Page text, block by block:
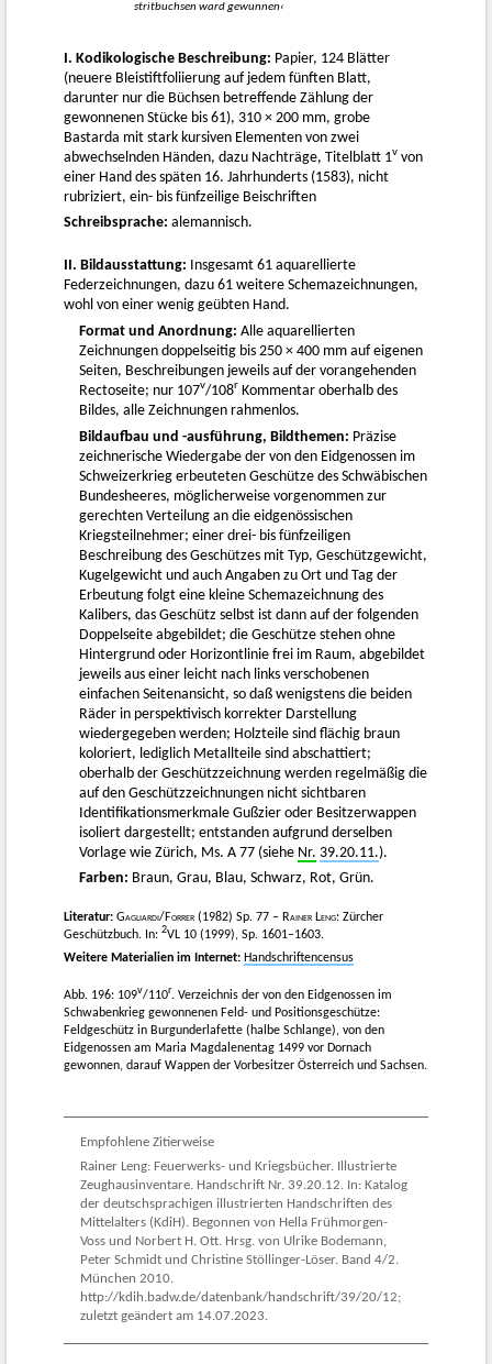
stritbuchsen ward gewunnen‹
I. Kodikologische Beschreibung: Papier, 124 Blätter
(neuere Bleistiftfoliierung auf jedem fünften Blatt,
darunter nur die Büchsen betreffende Zählung der
gewonnenen Stücke bis 61), 310 × 200 mm, grobe
Bastarda mit stark kursiven Elementen von zwei
abwechselnden Händen, dazu Nachträge, Titelblatt 1v von
einer Hand des späten 16. Jahrhunderts (1583), nicht
rubriziert, ein- bis fünfzeilige Beischriften
Schreibsprache: alemannisch.
II. Bildausstattung: Insgesamt 61 aquarellierte
Federzeichnungen, dazu 61 weitere Schemazeichnungen,
wohl von einer wenig geübten Hand.
Format und Anordnung: Alle aquarellierten
Zeichnungen doppelseitig bis 250 × 400 mm auf eigenen
Seiten, Beschreibungen jeweils auf der vorangehenden
Rectoseite; nur 107v/108r Kommentar oberhalb des
Bildes, alle Zeichnungen rahmenlos.
Bildaufbau und -ausführung, Bildthemen: Präzise
zeichnerische Wiedergabe der von den Eidgenossen im
Schweizerkrieg erbeuteten Geschütze des Schwäbischen
Bundesheeres, möglicherweise vorgenommen zur
gerechten Verteilung an die eidgenössischen
Kriegsteilnehmer; einer drei- bis fünfzeiligen
Beschreibung des Geschützes mit Typ, Geschützgewicht,
Kugelgewicht und auch Angaben zu Ort und Tag der
Erbeutung folgt eine kleine Schemazeichnung des
Kalibers, das Geschütz selbst ist dann auf der folgenden
Doppelseite abgebildet; die Geschütze stehen ohne
Hintergrund oder Horizontlinie frei im Raum, abgebildet
jeweils aus einer leicht nach links verschobenen
einfachen Seitenansicht, so daß wenigstens die beiden
Räder in perspektivisch korrekter Darstellung
wiedergegeben werden; Holzteile sind flächig braun
koloriert, lediglich Metallteile sind abschattiert;
oberhalb der Geschützzeichnung werden regelmäßig die
auf den Geschützzeichnungen nicht sichtbaren
Identifikationsmerkmale Gußzier oder Besitzerwappen
isoliert dargestellt; entstanden aufgrund derselben
Vorlage wie Zürich, Ms. A 77 (siehe Nr. 39.20.11.).
Farben: Braun, Grau, Blau, Schwarz, Rot, Grün.
Literatur: Gagliardi/Forrer (1982) Sp. 77 – Rainer Leng: Zürcher
Geschützbuch. In: 2VL 10 (1999), Sp. 1601–1603.
Weitere Materialien im Internet: Handschriftencensus
Abb. 196: 109v/110r. Verzeichnis der von den Eidgenossen im
Schwabenkrieg gewonnenen Feld- und Positionsgeschütze:
Feldgeschütz in Burgunderlafette (halbe Schlange), von den
Eidgenossen am Maria Magdalenentag 1499 vor Dornach
gewonnen, darauf Wappen der Vorbesitzer Österreich und Sachsen.
Empfohlene Zitierweise
Rainer Leng: Feuerwerks- und Kriegsbücher. Illustrierte
Zeughausinventare. Handschrift Nr. 39.20.12. In: Katalog
der deutschsprachigen illustrierten Handschriften des
Mittelalters (KdiH). Begonnen von Hella Frühmorgen-
Voss und Norbert H. Ott. Hrsg. von Ulrike Bodemann,
Peter Schmidt und Christine Stöllinger-Löser. Band 4/2.
München 2010.
http://kdih.badw.de/datenbank/handschrift/39/20/12;
zuletzt geändert am 14.07.2023.